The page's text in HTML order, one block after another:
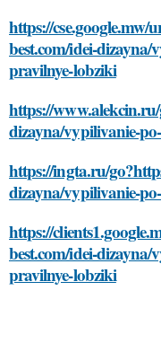
https://
best.com/idei-
pravilnye-lobziki
https://
dizayna/vypilivanie-
https://ingta.ru/
dizayna/vypilivanie-
https://
best.com/idei-
pravilnye-lobziki